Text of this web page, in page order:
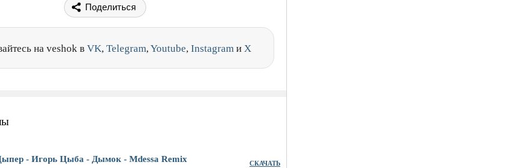
Поделиться
на veshok в VK, Telegram,Youtube, Instagram и X
- Игорь Цыба - Дымок - Mdessa Remix СКАЧАТЬ